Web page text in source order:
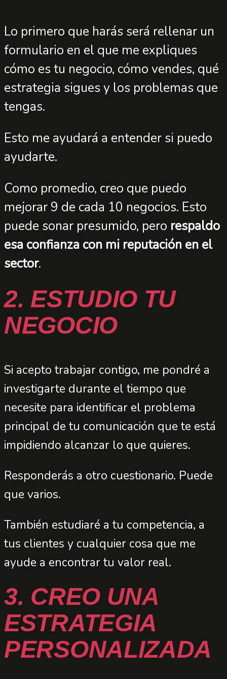
Lo primero que harás será rellenar un
formulario en el que me expliques
cómo es tu negocio, cómo vendes, qué
estrategia sigues y los problemas que
tengas.
Esto me ayudará a entender si puedo
ayudarte.
Como promedio, creo que puedo
mejorar 9 de cada 10 negocios. Esto
puede sonar presumido, pero respaldo
esa confianza con mi reputación en el
sector.
2. ESTUDIO TU
NEGOCIO
Si acepto trabajar contigo, me pondré a
investigarte durante el tiempo que
necesite para identificar el problema
principal de tu comunicación que te está
impidiendo alcanzar lo que quieres.
Responderás a otro cuestionario. Puede
que varios.
También estudiaré a tu competencia, a
tus clientes y cualquier cosa que me
ayude a encontrar tu valor real.
3. CREO UNA
ESTRATEGIA
PERSONALIZADA